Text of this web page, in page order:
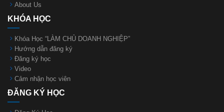
About Us
KHÓA HỌC
Khóa Học “LÀM CHỦ DOANH NGHIỆP”
Hướng dẫn đăng ký
Đăng ký học
Video
Cảm nhận học viên
ĐĂNG KÝ HỌC